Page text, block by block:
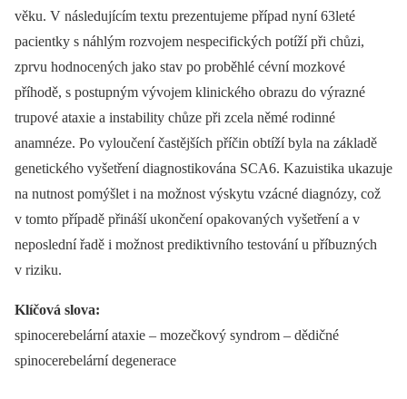
věku. V následujícím textu prezentujeme případ nyní 63leté
pacientky s náhlým rozvojem nespecifických potíží při chůzi,
zprvu hodnocených jako stav po proběhlé cévní mozkové
příhodě, s postupným vývojem klinického obrazu do výrazné
trupové ataxie a instability chůze při zcela němé rodinné
anamnéze. Po vyloučení častějších příčin obtíží byla na základě
genetického vyšetření diagnostikována SCA6. Kazuistika ukazuje
na nutnost pomýšlet i na možnost výskytu vzácné diagnózy, což
v tomto případě přináší ukončení opakovaných vyšetření a v
neposlední řadě i možnost prediktivního testování u příbuzných
v riziku.
Klíčová slova:
spinocerebelární ataxie –⁠ mozečkový syndrom –⁠ dědičné
spinocerebelární degenerace